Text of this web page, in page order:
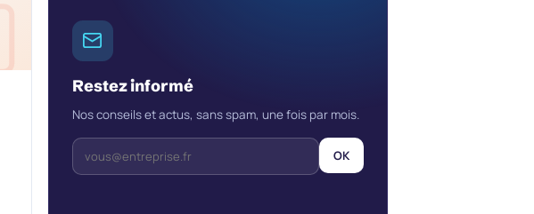
Restez informé
Nos conseils et actus, sans spam, une fois par mois.
OK